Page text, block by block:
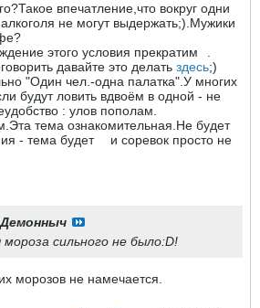
впечатление,что вокруг одни
алкоголя не могут выдержать;).Мужики
этого условия прекратим
.
давайте это делать здесь;)
"Один чел.-одна палатка".У многих
будут ловить вдвоём в одной - не
: улов пополам.
тема ознакомительная.Не будет
- тема будет
и соревок просто не
Демонныч
сильного не было:D!
морозов не намечается.